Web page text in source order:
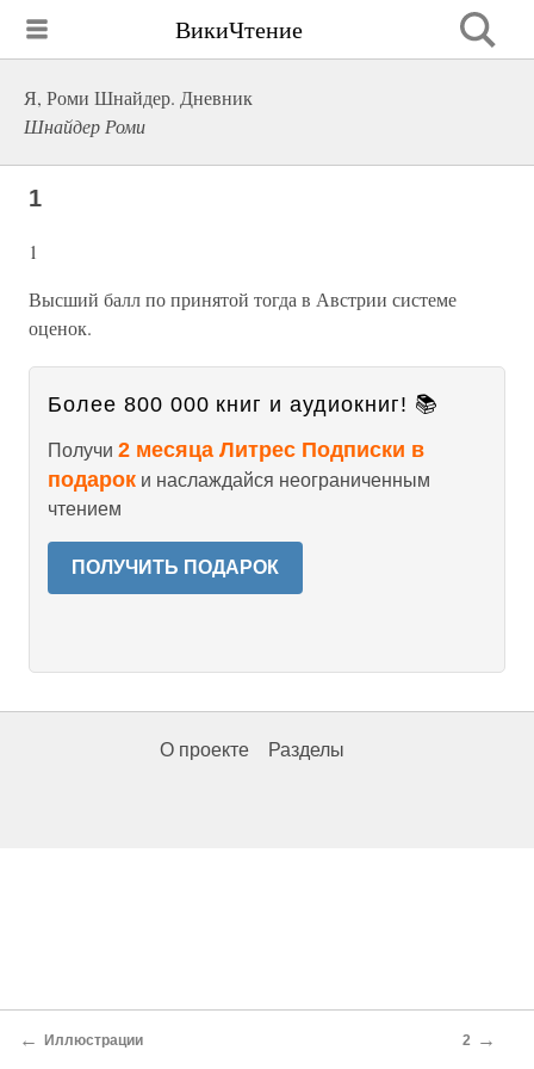
ВикиЧтение
Я, Роми Шнайдер. Дневник
Шнайдер Роми
1
1
Высший балл по принятой тогда в Австрии системе
оценок.
Более 800 000 книг и аудиокниг! 📚
Получи 2 месяца Литрес Подписки в
подарок и наслаждайся неограниченным
чтением
ПОЛУЧИТЬ ПОДАРОК
О проекте Разделы
← Иллюстрации 2 →